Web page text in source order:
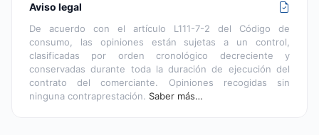
Aviso legal
De acuerdo con el artículo L111-7-2 del Código de
consumo, las opiniones están sujetas a un control,
clasificadas por orden cronológico decreciente y
conservadas durante toda la duración de ejecución del
contrato del comerciante. Opiniones recogidas sin
ninguna contraprestación. Saber más…